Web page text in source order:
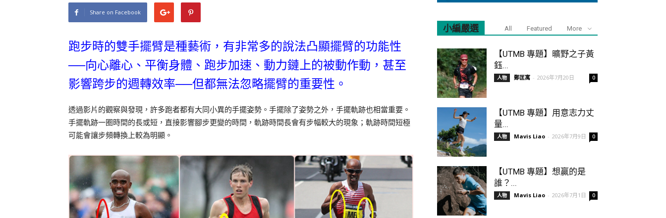
Share on Facebook
跑步時的雙手擺臂是種藝術，有非常多的說法凸顯擺臂的功能性
──向心離心、平衡身體、跑步加速、動力鏈上的被動作動，甚至
影響跨步的週轉效率──但都無法忽略擺臂的重要性。
透過影片的觀察與發現，許多跑者都有大同小異的手擺姿勢。手擺除了姿勢之外，手擺軌跡也相當重要。
手擺軌跡一圈時間的長或短，直接影響腳步更變的時間，軌跡時間長會有步幅較大的現象；軌跡時間短極
可能會讓步頻轉換上較為明顯。
小編嚴選 All Featured More
【UTMB 專題】曠野之子黃
鈺...
人物 鄭匡寓 - 2026年7月20日 0
【UTMB 專題】用意志力丈
量...
人物 Mavis Liao - 2026年7月9日 0
【UTMB 專題】想贏的是
誰？...
人物 Mavis Liao - 2026年7月1日 0